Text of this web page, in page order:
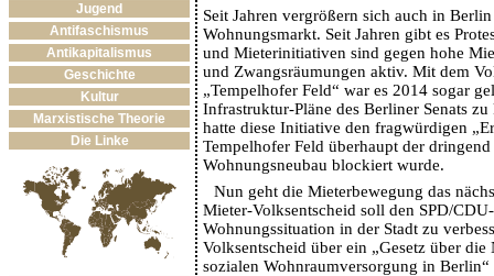
Jugend
Antifaschismus
Antikapitalismus
Geschichte
Kultur
Marxistische Theorie
Die Linke
Seit Jahren vergrößern sich auch in
Wohnungsmarkt. Seit Jahren gibt es
und Mieterinitiativen sind gegen hohe
und Zwangsräumungen aktiv. Mit dem
„Tempelhofer Feld“ war es 2014 sogar
Infrastruktur-Pläne des Berliner Senats
hatte diese Initiative den fragwürdigen
Tempelhofer Feld überhaupt der
Wohnungsneubau blockiert wurde.
Nun geht die Mieterbewegung das
Mieter-Volksentscheid soll den SPD/
Wohnungssituation in der Stadt zu
Volksentscheid über ein „Gesetz über die
sozialen Wohnraumversorgung in Berlin“